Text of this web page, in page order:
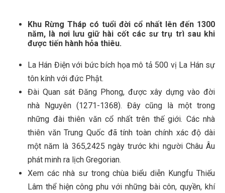
Khu Rừng Tháp có tuổi đời cổ nhất lên đến 1300
năm, là nơi lưu giữ hài cốt các sư trụ trì sau khi
được tiến hành hỏa thiêu.
La Hán Điện với bức bích họa mô tả 500 vị La Hán sự
tôn kính với đức Phật.
Đài Quan sát Đăng Phong, được xây dựng vào đời
nhà Nguyên (1271-1368). Đây cũng là một trong
những đài thiên văn cổ nhất trên thế giới. Các nhà
thiên văn Trung Quốc đã tính toàn chính xác độ dài
một năm là 365,2425 ngày trước khi người Châu Âu
phát minh ra lịch Gregorian.
Xem các nhà sư trong chùa biểu diễn Kungfu Thiếu
Lâm thể hiện công phu với những bài côn, quyền, khí